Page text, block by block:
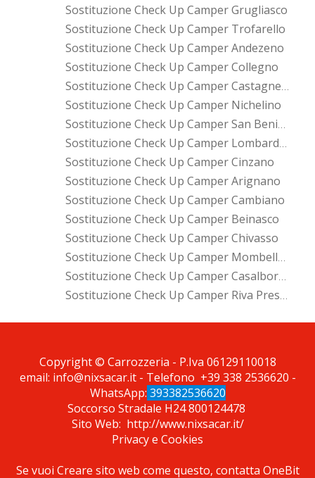
Sostituzione Check Up Camper Grugliasco
Sostituzione Check Up Camper Trofarello
Sostituzione Check Up Camper Andezeno
Sostituzione Check Up Camper Collegno
Sostituzione Check Up Camper Castagneto Po
Sostituzione Check Up Camper Nichelino
Sostituzione Check Up Camper San Benigno Canavese
Sostituzione Check Up Camper Lombardore
Sostituzione Check Up Camper Cinzano
Sostituzione Check Up Camper Arignano
Sostituzione Check Up Camper Cambiano
Sostituzione Check Up Camper Beinasco
Sostituzione Check Up Camper Chivasso
Sostituzione Check Up Camper Mombello Di Torino
Sostituzione Check Up Camper Casalborgone
Sostituzione Check Up Camper Riva Presso Chieri
Copyright © Carrozzeria - P.Iva 06129110018
email: info@nixsacar.it- Telefono +39 338 2536620 -
WhatsApp: 393382536620
Soccorso Stradale H24800124478
Sito Web: http://www.nixsacar.it/
Privacye Cookies
Se vuoi Creare sito web come questo, contatta OneBit